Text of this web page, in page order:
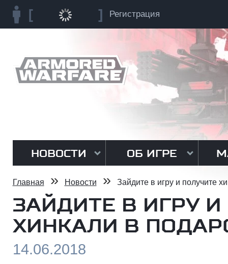
Регистрация
НОВОСТИ ОБ ИГРЕ
Главная » Новости » Зайдите в игру и получите
ЗАЙДИТЕ В ИГРУ
ХИНКАЛИ В
14.06.2018